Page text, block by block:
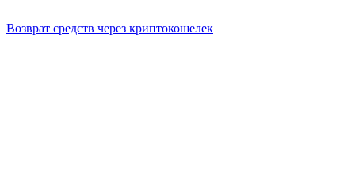
Возврат средств через криптокошелек